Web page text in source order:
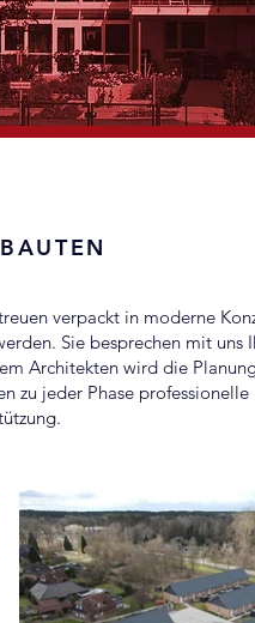
verpackt in moderne
Sie besprechen mit uns
Architekten wird die
zu jeder Phase professionelle